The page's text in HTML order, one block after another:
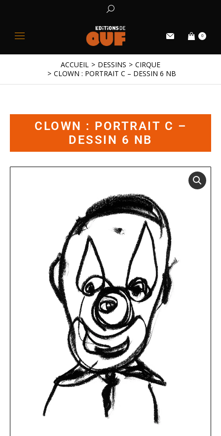
0
Vous êtes ici :ACCUEIL DESSINS
CIRQUE
CLOWN : PORTRAIT C – DESSIN 6 NB
CLOWN : PORTRAIT C –
DESSIN 6 NB